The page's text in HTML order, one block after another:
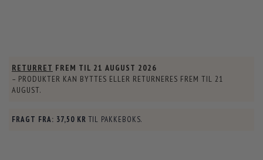
RETURRET FREM TIL 21 AUGUST 2026
– PRODUKTER KAN BYTTES ELLER RETURNERES FREM TIL 21
AUGUST.
FRAGT FRA: 37,50 KR TIL PAKKEBOKS.